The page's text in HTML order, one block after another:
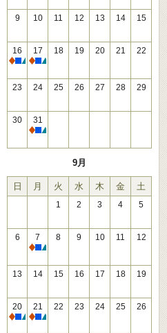
9 10 11 12 13 14 15
16
休館
17
休館
18 19 20 21 22
23 24 25 26 27 28 29
30
31
休館
9月
日 月 火 水 木 金 土
1 2 3 4 5
6
7
休館
8 9 10 11 12
13 14 15 16 17 18 19
20
休館
21
休館
22 23 24 25 26